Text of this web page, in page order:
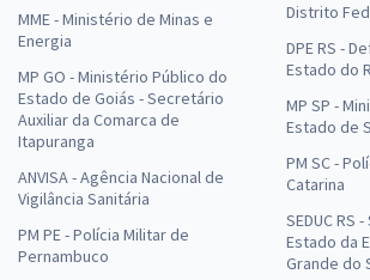
Conhecimentos Específicos para Analista
à vista
ou 12x de
R$27,32
Economize R$ 81,96 (-
Comprar
ALEAM - Assembleia Legislativa do Estado do
MME - Ministério de Minas e
Energia
MP GO - Ministério Público do
Estado de Goiás - Secretário
Auxiliar da Comarca de
Itapuranga
ANVISA - Agência Nacional de
Vigilância Sanitária
PM PE - Polícia Militar de
Pernambuco
Distrito
DPE RS -
Estado do
MP SP -
Estado de
PM SC -
Catarina
SEDUC RS
Estado da
Grande do